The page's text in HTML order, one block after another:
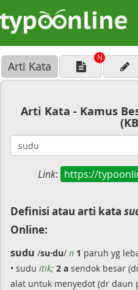
Arti Kata
N
Arti Kata - Kamus
Link: https://
Definisi atau arti kata
Online:
sudu /su·du/ n 1 paruh yg
• sudu itik; 2 a sendok besar
alat untuk menyedot (dr daun